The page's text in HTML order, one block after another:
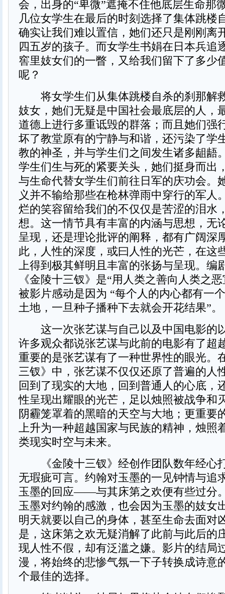
会，出身的“卑微”遮掩不住他底层生命那
几位女学生在最后的时刻选择了集体跳楼
确实让我们难以置信，她们还只是刚刚离
四五岁的孩子。而女学生书娟在日本兵追
窖里妓女们的一瞥，又给我们留下了多少
呢？
将女学生们从集体跳楼自杀的刹那解
妓女，她们无疑是中国社会最底层的人，
道德上进行多重诋毁的群落；而且她们强
坏了教堂原有的宁静与和谐，还污染了学
教的神圣，并与学生们之间发生诸多龃龉
学生们生与死的紧要关头，她们挺身而出
与生命代替女学生们前往日军的庆功会。
义并不输给那些在枪林弹雨中穿行的军人
烂的笑容留给我们的不仅仅是苦涩的泪水
想。这一情节具有丰富的内涵与思想，无
呈现，还是理论批评的阐释，都有广阔深
此，人性的深度，或曰人性的光芒，在这
上得到极其鲜明且丰富的张扬与呈现。编
《金陵十三钗》是“用人类之善向人类之
被影片感动是因为 “每个人的内心都有一
土地，一旦种子播种下去就会开花结果”。
这一次张艺谋与自己以及中国电影的
许多观众都说张艺谋与此前的电影有了超
重要的是张艺谋有了一种世界性的眼光。
三钗》中，张艺谋不仅仅还原了普遍的人
回到了现实的大地，回到普通人的心底，
性呈现出耀眼的光芒，足以烛照被战争和
阴霾笼罩着的黑暗的天空与大地；更重要
上升为一种超越国家与民族的精神，烛照
类现实时空与未来。
《金陵十三钗》经创作团队数年经心
无瑕疵可言。约翰对玉墨的一见钟情与追
玉墨的回应——与其床第之欢便有些过分
玉墨对约翰的感激，也会因为玉墨的妓女
明天就要以自己的身体，甚至生命去面对
是，这床第之欢无疑消解了此前与此后的
现人性不假，却有泛滥之嫌。影片的结局
漫，将始终的悲惨气氛一下子转换成诗意
个最佳的选择。